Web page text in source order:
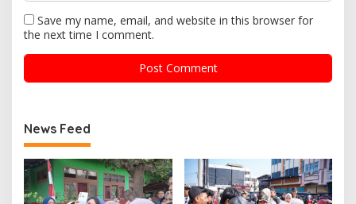
Save my name, email, and website in this browser for
the next time I comment.
News Feed